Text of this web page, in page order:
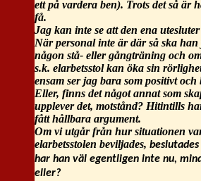
ett på vardera ben). Trots det så är
få.
Jag kan inte se att den ena
När personal inte är där så ska
någon stå- eller gångträning och
s.k. elarbetsstol kan öka sin
ensam ser jag bara som positivt och
Eller, finns det något annat som
upplever det, motstånd? Hitintills
fått hållbara argument.
Om vi utgår från hur situationen
elarbetsstolen beviljades, beslutades
har han väl egentligen inte nu,
eller?